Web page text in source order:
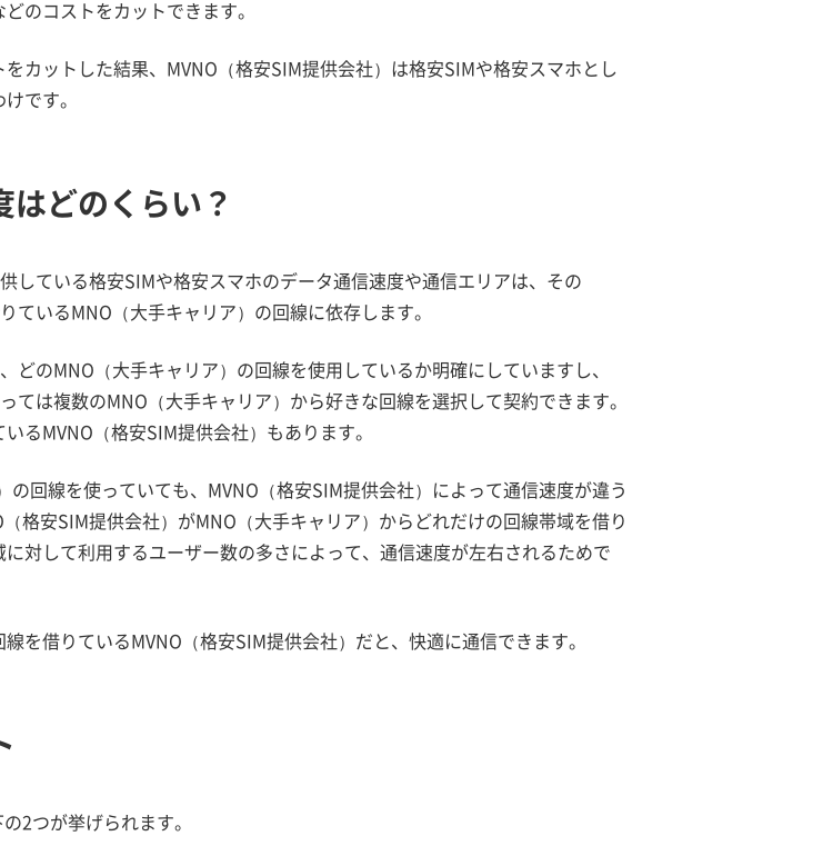
のコストをカットできます。
カットした結果、MVNO（格安SIM提供会社）は格安SIMや格安スマホとし
です。
どのくらい？
している格安SIMや格安スマホのデータ通信速度や通信エリアは、その
ているMNO（大手キャリア）の回線に依存します。
どのMNO（大手キャリア）の回線を使用しているか明確にしていますし、
ては複数のMNO（大手キャリア）から好きな回線を選択して契約できます。
るMVNO（格安SIM提供会社）もあります。
の回線を使っていても、MVNO（格安SIM提供会社）によって通信速度が違う
格安SIM提供会社）がMNO（大手キャリア）からどれだけの回線帯域を借り
対して利用するユーザー数の多さによって、通信速度が左右されるためで
を借りているMVNO（格安SIM提供会社）だと、快適に通信できます。
2つが挙げられます。